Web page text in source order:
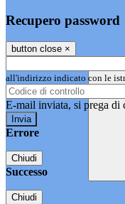
Recupero password
button close ×
all'indirizzo indicato con le
E-mail inviata, si prega di
Errore
Chiudi
Successo
Chiudi